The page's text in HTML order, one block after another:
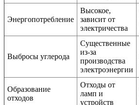
Энергопотребление
Высокое,
зависит от
электричества
Выбросы углерода
Существенные
из-за
производства
электроэнергии
Образование
отходов
Отходы от
ламп и
устройств